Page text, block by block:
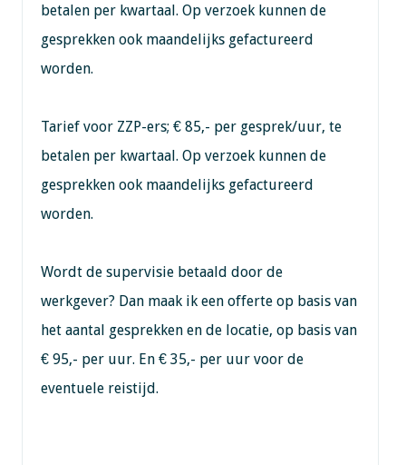
betalen per kwartaal. Op verzoek kunnen de
gesprekken ook maandelijks gefactureerd
worden.
Tarief voor ZZP-ers; € 85,- per gesprek/uur, te
betalen per kwartaal. Op verzoek kunnen de
gesprekken ook maandelijks gefactureerd
worden.
Wordt de supervisie betaald door de
werkgever? Dan maak ik een offerte op basis van
het aantal gesprekken en de locatie, op basis van
€ 95,- per uur. En € 35,- per uur voor de
eventuele reistijd.